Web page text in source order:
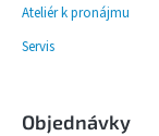
Ateliér k pronájmu
Servis
Objednávky